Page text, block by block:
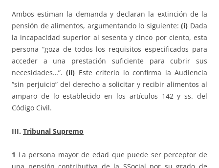
Ambos estiman la demanda y declaran la extinción de la
pensión de alimentos, argumentando lo siguiente:(i) Dada
la incapacidad superior al sesenta y cinco por ciento, esta
persona “goza de todos los requisitos especificados para
acceder a una prestación suficiente para cubrir sus
necesidades…”.(ii) Este criterio lo confirma la Audiencia
“sin perjuicio” del derecho a solicitar y recibir alimentos al
amparo de lo establecido en los artículos 142 y ss. del
Código Civil.
III. Tribunal Supremo
1 La persona mayor de edad que puede ser perceptor de